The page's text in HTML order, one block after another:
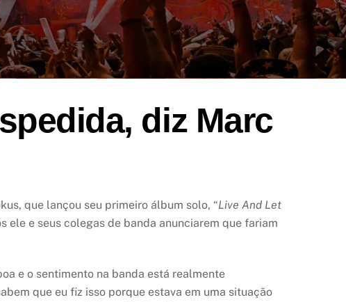
diz Marc
que lançou seu primeiro álbum solo, “Live And Let
ele e seus colegas de banda anunciarem que fariam
e o sentimento na banda está realmente
que eu fiz isso porque estava em uma situação